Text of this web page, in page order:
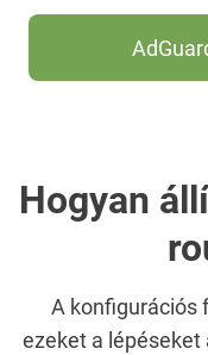
Hogyan
A konfigurációs
ezeket a lépéseket